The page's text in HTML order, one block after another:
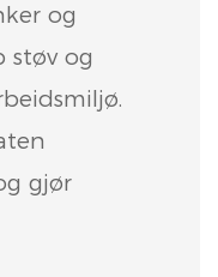
og
støv og
gjør